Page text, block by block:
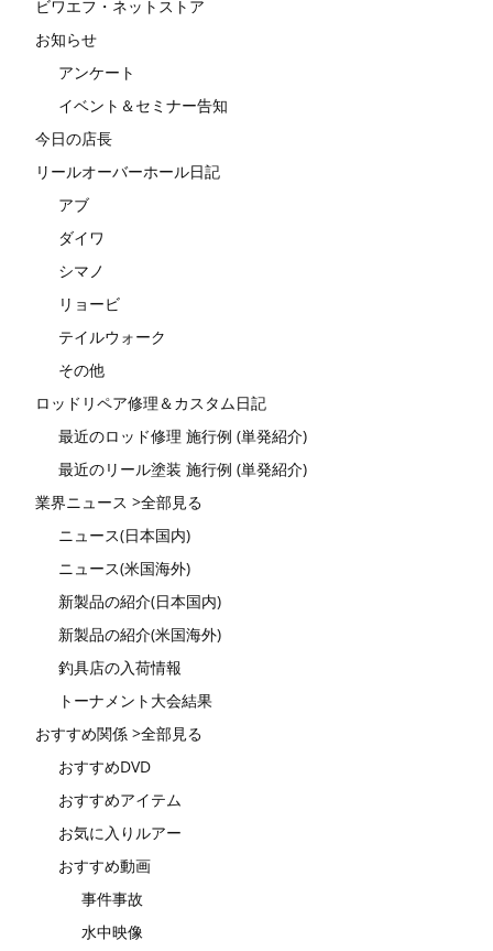
ビワエフ・ネットストア
お知らせ
アンケート
イベント＆セミナー告知
今日の店長
リールオーバーホール日記
アブ
ダイワ
シマノ
リョービ
テイルウォーク
その他
ロッドリペア修理＆カスタム日記
最近のロッド修理 施行例 (単発紹介)
最近のリール塗装 施行例 (単発紹介)
業界ニュース >全部見る
ニュース(日本国内)
ニュース(米国海外)
新製品の紹介(日本国内)
新製品の紹介(米国海外)
釣具店の入荷情報
トーナメント大会結果
おすすめ関係 >全部見る
おすすめDVD
おすすめアイテム
お気に入りルアー
おすすめ動画
事件事故
水中映像